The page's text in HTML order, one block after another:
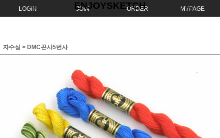
LOGIN JOIN ORDER MYPAGE
ENJOYSKETCH
자수실 > DMC꼰사5번사